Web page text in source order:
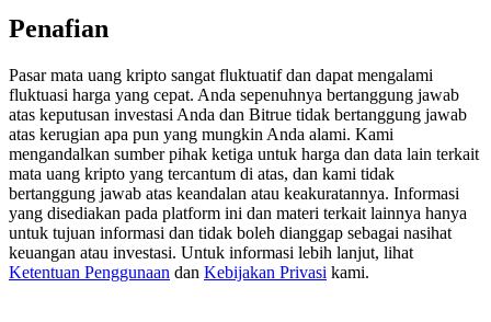
Deposit CASHCAT & Win
Share 500000 CASHCAT prize pool
Exclusive for BitMart Users
Register & Trade to Win 500,000 USDT
Penafian
Pasar mata uang kripto sangat fluktuatif dan dapat mengalami
fluktuasi harga yang cepat. Anda sepenuhnya bertanggung jawab
atas keputusan investasi Anda dan Bitrue tidak bertanggung jawab
atas kerugian apa pun yang mungkin Anda alami. Kami
mengandalkan sumber pihak ketiga untuk harga dan data lain terkait
mata uang kripto yang tercantum di atas, dan kami tidak
bertanggung jawab atas keandalan atau keakuratannya. Informasi
yang disediakan pada platform ini dan materi terkait lainnya hanya
untuk tujuan informasi dan tidak boleh dianggap sebagai nasihat
keuangan atau investasi. Untuk informasi lebih lanjut, lihat
Ketentuan Penggunaan dan Kebijakan Privasi kami.